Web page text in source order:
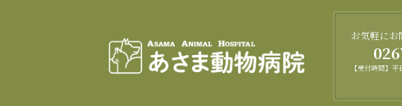
お気軽にお
【受付時間】